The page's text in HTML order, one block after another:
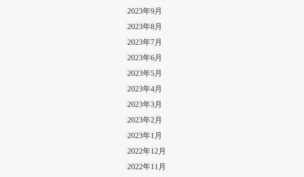
2023年9月
2023年8月
2023年7月
2023年6月
2023年5月
2023年4月
2023年3月
2023年2月
2023年1月
2022年12月
2022年11月